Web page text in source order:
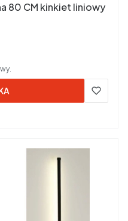
80 CM kinkiet liniowy